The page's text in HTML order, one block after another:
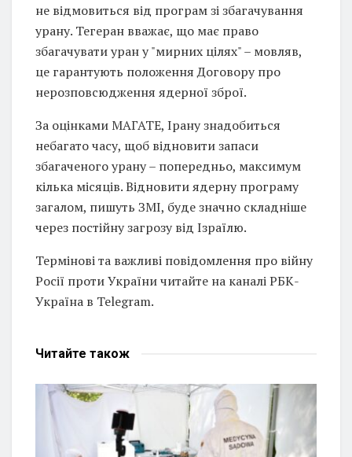
не відмовиться від програм зі збагачування
урану. Тегеран вважає, що має право
збагачувати уран у "мирних цілях" – мовляв,
це гарантують положення Договору про
нерозповсюдження ядерної зброї.
За оцінками МАГАТЕ, Ірану знадобиться
небагато часу, щоб відновити запаси
збагаченого урану – попередньо, максимум
кілька місяців. Відновити ядерну програму
загалом, пишуть ЗМІ, буде значно складніше
через постійну загрозу від Ізраїлю.
Термінові та важливі повідомлення про війну
Росії проти України читайте на каналі РБК-
Україна в Telegram.
Читайте також